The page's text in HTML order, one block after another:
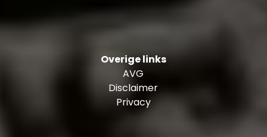
Overige links
AVG
Disclaimer
Privacy